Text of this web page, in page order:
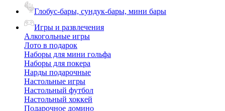
Глобус-бары, сундук-бары, мини бары
Игры и развлечения
Алкогольные игры
Лото в подарок
Наборы для мини гольфа
Наборы для покера
Нарды подарочные
Настольные игры
Настольный футбол
Настольный хоккей
Подарочное домино